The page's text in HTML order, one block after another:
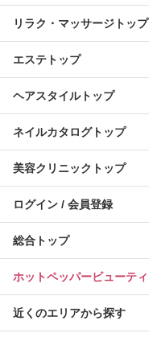
リラク・マッサージトップ
エステトップ
ヘアスタイルトップ
ネイルカタログトップ
美容クリニックトップ
ログイン / 会員登録
総合トップ
ホットペッパービューテ
近くのエリアから探す